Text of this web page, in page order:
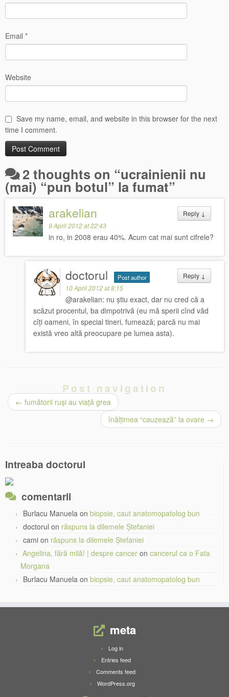
Email *
Website
Save my name, email, and website in this browser for the next
time I comment.
2 thoughts on “ucrainienii nu
(mai) “pun botul” la fumat”
Reply ↓
arakelian
9 April 2012 at 22:43
in ro, in 2008 erau 40%. Acum cat mai sunt cifrele?
Reply ↓
doctorul Post author
10 April 2012 at 8:15
@arakelian: nu știu exact, dar nu cred că a
scăzut procentul, ba dimpotrivă (eu mă sperii cînd văd
cîți oameni, în special tineri, fumează; parcă nu mai
există vreo altă preocupare pe lumea asta).
Post navigation
← fumătorii ruși au viață grea
înălțimea “cauzează” la ovare →
Intreaba doctorul
comentarii
Burlacu Manuela on biopsie, caut anatomopatolog bun
doctorul on răspuns la dilemele Ștefaniei
cami on răspuns la dilemele Ștefaniei
Angelina, fără milă! | despre cancer on cancerul ca o Fata
Morgana
Burlacu Manuela on biopsie, caut anatomopatolog bun
meta
Log in
Entries feed
Comments feed
WordPress.org